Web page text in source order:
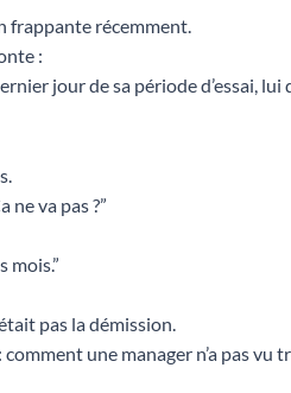
frappante récemment.
:
jour de sa période d’essai,
ne va pas ?”
mois.”
pas la démission.
une manager n’a pas vu